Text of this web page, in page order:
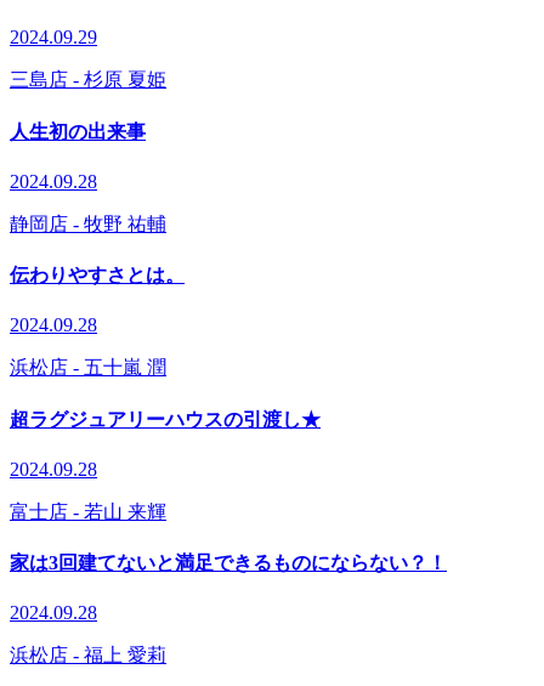
2024.09.29
三島店 - 杉原 夏姫
人生初の出来事
2024.09.28
静岡店 - 牧野 祐輔
伝わりやすさとは。
2024.09.28
浜松店 - 五十嵐 潤
超ラグジュアリーハウスの引渡し★
2024.09.28
富士店 - 若山 来輝
家は3回建てないと満足できるものにならない？！
2024.09.28
浜松店 - 福上 愛莉